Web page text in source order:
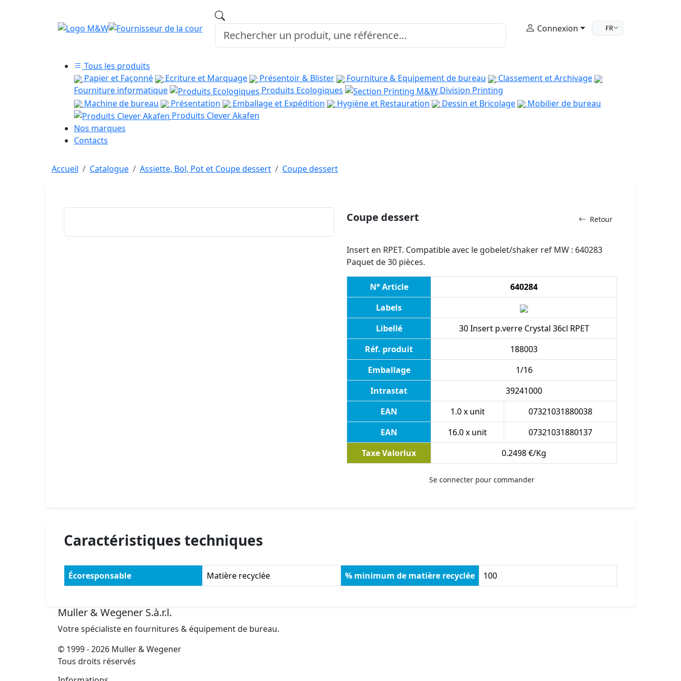
Connexion FR
Tous les produits
Papier et Façonné
Ecriture et Marquage Présentoir & Blister Fourniture & Equipement de bureau
Classement et Archivage
Fourniture informatique
Produits Ecologiques
Division Printing
Machine de bureau
Présentation Emballage et Expédition Hygiène et Restauration Dessin et Bricolage
Mobilier de bureau
Produits Clever Akafen
Nos marques
Contacts
Accueil Catalogue Assiette, Bol, Pot et Coupe dessert Coupe dessert
Retour
Coupe dessert
Insert en RPET. Compatible avec le gobelet/shaker ref MW : 640283
Paquet de 30 pièces.
N° Article
640284
Labels
Libellé
30 Insert p.verre Crystal 36cl RPET
Réf. produit
188003
Emballage
1/16
Intrastat
39241000
EAN
1.0 x unit
07321031880038
EAN
16.0 x unit
07321031880137
Taxe Valorlux
0.2498 €/Kg
Se connecter pour commander
Caractéristiques techniques
Écoresponsable Matière recyclée % minimum de matière recyclée 100
Muller & Wegener S.à.r.l.
Votre spécialiste en fournitures & équipement de bureau.
© 1999 - 2026 Muller & Wegener
Tous droits réservés